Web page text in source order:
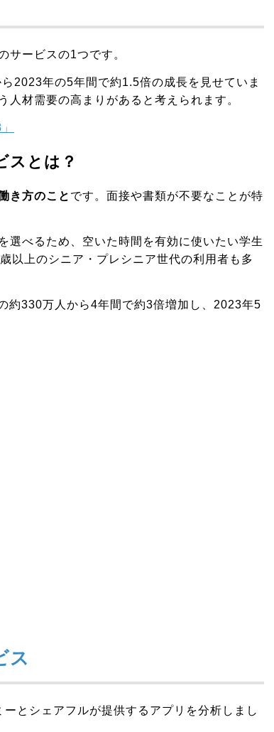
サービスの1つです。
2023年の5年間で約1.5倍の成長を見せていま
材需要の高まりがあると考えられます。
スとは？
き方のこと です。面接や書類が不要なことが特
選べるため、空いた時間を有効に使いたい学生
以上のシニア・プレシニア世代の利用者も多
約330万人から4年間で約3倍増加し、2023年5
ス
とシェアフルが提供するアプリを分析しまし